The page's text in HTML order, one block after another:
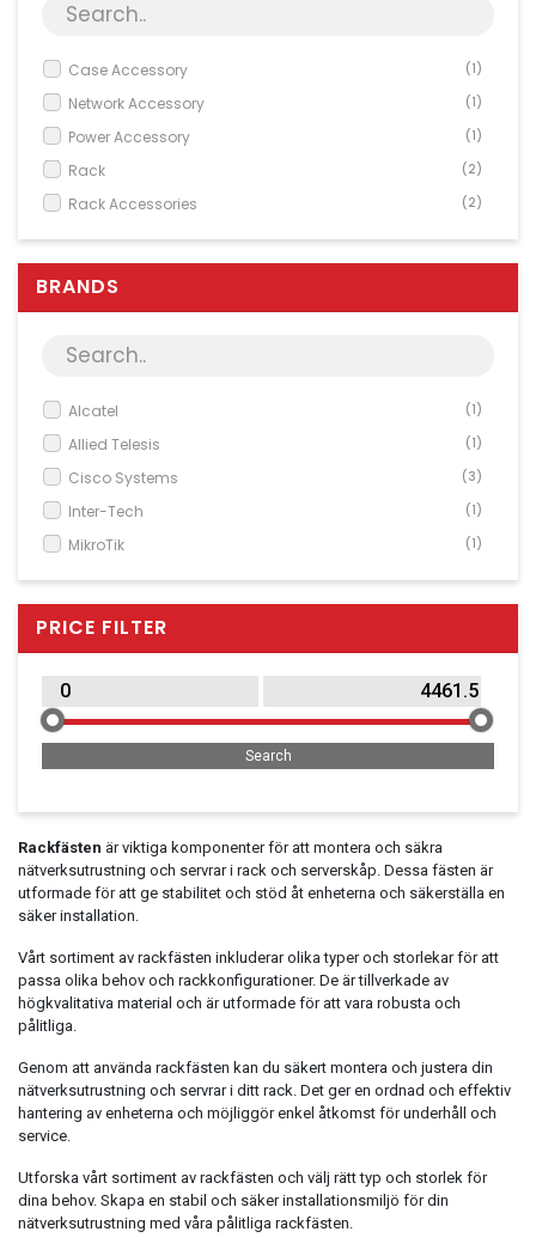
Server & Storage
Various
PC Systems
Supplies
Accessories
AV & Multimedia
Household & Garden
Office Supplies
Phones & PBX
Network Equipment
Printers & Accessories
Beauty & Healthcare
Service & Support
Case Accessory (1)
Network Accessory (1)
Power Accessory (1)
Rack (2)
Rack Accessories (2)
Rackmount (7)
BRANDS
Alcatel (1)
Allied Telesis (1)
Cisco Systems (3)
Inter-Tech (1)
MikroTik (1)
Panasonic (1)
Supermicro (2)
UbiQuiti (1)
PRICE FILTER
Rackfästen är viktiga komponenter för att montera och säkra
nätverksutrustning och servrar i rack och serverskåp. Dessa fästen är
utformade för att ge stabilitet och stöd åt enheterna och säkerställa en
säker installation.
Vårt sortiment av rackfästen inkluderar olika typer och storlekar för att
passa olika behov och rackkonfigurationer. De är tillverkade av
högkvalitativa material och är utformade för att vara robusta och
pålitliga.
Genom att använda rackfästen kan du säkert montera och justera din
nätverksutrustning och servrar i ditt rack. Det ger en ordnad och effektiv
hantering av enheterna och möjliggör enkel åtkomst för underhåll och
service.
Utforska vårt sortiment av rackfästen och välj rätt typ och storlek för
dina behov. Skapa en stabil och säker installationsmiljö för din
nätverksutrustning med våra pålitliga rackfästen.